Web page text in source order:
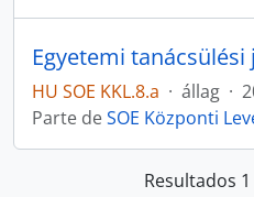
HU SOE KKL.8.a · állag ·
Parte deSOE Központi
Resultados